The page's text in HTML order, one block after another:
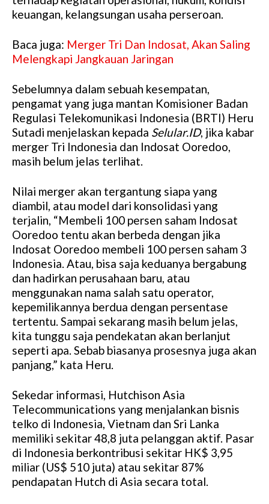
keuangan, kelangsungan usaha perseroan.
Baca juga: Merger Tri Dan Indosat, Akan Saling
Melengkapi Jangkauan Jaringan
Sebelumnya dalam sebuah kesempatan,
pengamat yang juga mantan Komisioner Badan
Regulasi Telekomunikasi Indonesia (BRTI) Heru
Sutadi menjelaskan kepada Selular.ID, jika kabar
merger Tri Indonesia dan Indosat Ooredoo,
masih belum jelas terlihat.
Nilai merger akan tergantung siapa yang
diambil, atau model dari konsolidasi yang
terjalin, “Membeli 100 persen saham Indosat
Ooredoo tentu akan berbeda dengan jika
Indosat Ooredoo membeli 100 persen saham 3
Indonesia. Atau, bisa saja keduanya bergabung
dan hadirkan perusahaan baru, atau
menggunakan nama salah satu operator,
kepemilikannya berdua dengan persentase
tertentu. Sampai sekarang masih belum jelas,
kita tunggu saja pendekatan akan berlanjut
seperti apa. Sebab biasanya prosesnya juga akan
panjang,” kata Heru.
Sekedar informasi, Hutchison Asia
Telecommunications yang menjalankan bisnis
telko di Indonesia, Vietnam dan Sri Lanka
memiliki sekitar 48,8 juta pelanggan aktif. Pasar
di Indonesia berkontribusi sekitar HK$ 3,95
miliar (US$ 510 juta) atau sekitar 87%
pendapatan Hutch di Asia secara total.